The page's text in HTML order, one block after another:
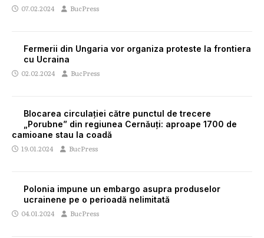
07.02.2024 BucPress
Fermerii din Ungaria vor organiza proteste la frontiera
cu Ucraina
02.02.2024 BucPress
Blocarea circulației către punctul de trecere
„Porubne” din regiunea Cernăuți: aproape 1700 de
camioane stau la coadă
19.01.2024 BucPress
Polonia impune un embargo asupra produselor
ucrainene pe o perioadă nelimitată
04.01.2024 BucPress